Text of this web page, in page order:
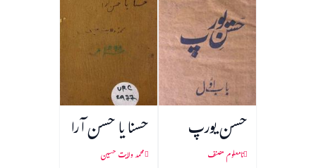
حسن یورپ
نامعلوم مصنف
حسنا یا حسن آرا
محمد ولایت حسین